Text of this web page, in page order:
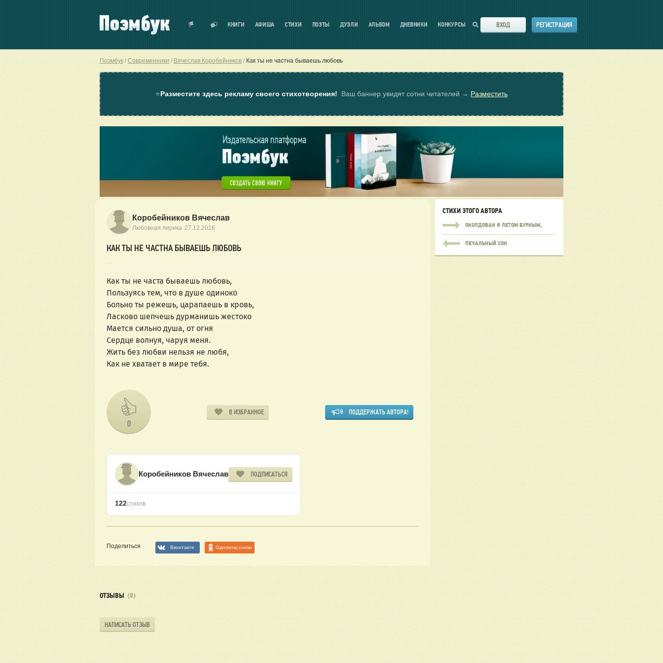
КНИГИ АФИША СТИХИ ПОЭТЫ ДУЭЛИ АЛЬБОМ ДНЕВНИКИ КОНКУРСЫ ВХОД РЕГИСТРАЦИЯ
Поэмбук Современники Вячеслав Коробейников Как ты не частна бываешь любовь
⭐Разместите здесь рекламу своего стихотворения! Ваш баннер увидят сотни читателей → Разместить
Коробейников Вячеслав
Любовная лирика·27.12.2016
КАК ТЫ НЕ ЧАСТНА БЫВАЕШЬ ЛЮБОВЬ
Как ты не часта бываешь любовь,
Пользуясь тем, что в душе одиноко
Больно ты режешь, царапаешь в кровь,
Ласково шепчешь дурманишь жестоко
Мается сильно душа, от огня
Сердце волнуя, чаруя меня.
Жить без любви нельзя не любя,
Как не хватает в мире тебя.
0
В ИЗБРАННОЕ ПОДДЕРЖАТЬ АВТОРА!
Коробейников Вячеслав ПОДПИСАТЬСЯ
122стихов
Поделиться Вконтакте Одноклассники
СТИХИ ЭТОГО АВТОРА
ОКОЛДОВАН Я ЛЕТОМ БУРНЫМ,
ПЕЧАЛЬНЫЙ СОН
ОТЗЫВЫ (0)
НАПИСАТЬ ОТЗЫВ